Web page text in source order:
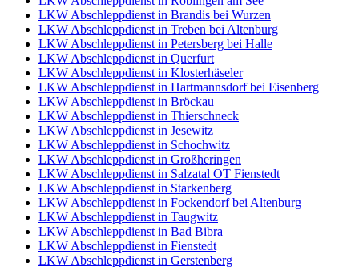
LKW Abschleppdienst in Brandis bei Wurzen
LKW Abschleppdienst in Treben bei Altenburg
LKW Abschleppdienst in Petersberg bei Halle
LKW Abschleppdienst in Querfurt
LKW Abschleppdienst in Klosterhäseler
LKW Abschleppdienst in Hartmannsdorf bei Eisenberg
LKW Abschleppdienst in Bröckau
LKW Abschleppdienst in Thierschneck
LKW Abschleppdienst in Jesewitz
LKW Abschleppdienst in Schochwitz
LKW Abschleppdienst in Großheringen
LKW Abschleppdienst in Salzatal OT Fienstedt
LKW Abschleppdienst in Starkenberg
LKW Abschleppdienst in Fockendorf bei Altenburg
LKW Abschleppdienst in Taugwitz
LKW Abschleppdienst in Bad Bibra
LKW Abschleppdienst in Fienstedt
LKW Abschleppdienst in Gerstenberg